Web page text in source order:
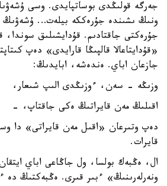
جەرگە قولىڭدى بوساتپايدى. وسى
ونىڭ ىشىندە جۇرەككە بيلەت… ۇشەۋىڭ
جۇرەكتى جاقتادىم. قۇدايشىلىق سوندا،
«قۇدايتاعالا قالپىڭا قارايدى» دەپ
جازعان اباي. ەندەشە، ابايدىڭ:
وزىڭە - سەن، ءوزىڭدى الىپ شىعار،
اقىلىڭ مەن قايراتىڭ ەكى جاقتاپ، -
دەپ وتىرعان «اقىل مەن قايراتى» دا
قايرات.
ال، ەڭبەك بولسا، ول جاڭاعى اباي
ونەرلەرىنىڭ» ءبىر قىرى. ەڭبەكتىڭ دە